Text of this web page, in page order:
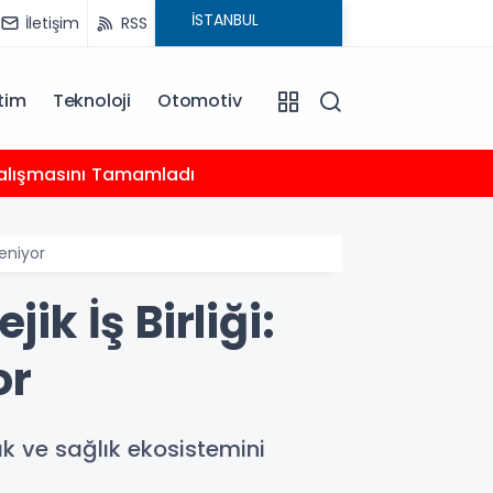
İletişim RSS
Teknoloji Otomotiv
Tamamladı
İş Birliği:
ve sağlık ekosistemini